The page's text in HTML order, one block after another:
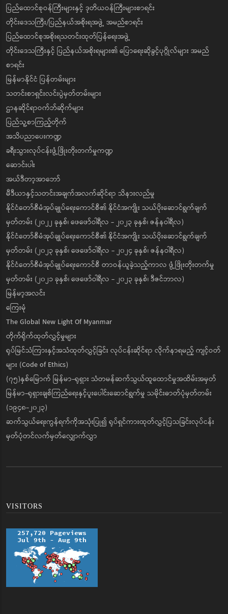
ပြည်ထောင်စုဝန်ကြီးများနှင့် ဒုတိယဝန်ကြီးများစာရင်း
တိုင်းဒေသကြီး/ပြည်နယ်အစိုးရအဖွဲ့ အမည်စာရင်း
ပြည်ထောင်စုအစိုးရသတင်းထုတ်ပြန်ရေးအဖွဲ့
တိုင်းဒေသကြီးနှင့် ပြည်နယ်အစိုးရများ၏ ပြောရေးဆိုခွင့်ပုဂ္ဂိုလ်များ အမည်
စာရင်း
မြန်မာနိုင်ငံ ပြန်တမ်းများ
သတင်းစာရှင်းလင်းပွဲမှတ်တမ်းများ
ဌာနဆိုင်ရာဝက်ဘ်ဆိုက်များ
ပြည်သူ့စာကြည့်တိုက်
အသိပညာပေးကဏ္ဍ
ခရီးသွားလုပ်ငန်းဖွံ့ဖြိုးတိုးတက်မှုကဏ္ဍ
ဆောင်းပါး
အယ်ဒီတာ့အာဘော်
မီဒီယာနှင့်သတင်းအချက်အလက်ဆိုင်ရာ သိနားလည်မှု
နိုင်ငံတော်စီမံအုပ်ချုပ်ရေးကောင်စီ၏ နိုင်ငံအကျိုး သယ်ပိုးဆောင်ရွက်ချက်
မှတ်တမ်း (၂၀၂၂ ခုနှစ်၊ ဖေဖော်ဝါရီလ - ၂၀၂၃ ခုနှစ်၊ ဇန်နဝါရီလ)
နိုင်ငံတော်စီမံအုပ်ချုပ်ရေးကောင်စီ၏ နိုင်ငံအကျိုး သယ်ပိုးဆောင်ရွက်ချက်
မှတ်တမ်း (၂၀၂၃ ခုနှစ်၊ ဖေဖော်ဝါရီလ - ၂၀၂၄ ခုနှစ်၊ ဇန်နဝါရီလ)
နိုင်ငံတော်စီမံအုပ်ချုပ်ရေးကောင်စီ တာဝန်ယူခဲ့သည့်ကာလ ဖွံ့ဖြိုးတိုးတက်မှု
မှတ်တမ်း (၂၀၂၁ ခုနှစ်၊ ဖေဖော်ဝါရီလ - ၂၀၂၃ ခုနှစ်၊ ဒီဇင်ဘာလ)
မြန်မာ့အလင်း
ကြေးမုံ
The Global New Light Of Myanmar
တိုက်ရိုက်ထုတ်လွှင့်မှုများ
ရုပ်မြင်သံကြားနှင့်အသံထုတ်လွှင့်ခြင်း လုပ်ငန်းဆိုင်ရာ လိုက်နာရမည့် ကျင့်ဝတ်
များ (Code of Ethics)
(၇၅)နှစ်မြောက် မြန်မာ-ရုရှား သံတမန်ဆက်သွယ်ထူထောင်မှုအထိမ်းအမှတ်
မြန်မာ-ရုရှားချစ်ကြည်ရေးနှင့်ပူးပေါင်းဆောင်ရွက်မှု သမိုင်းဓာတ်ပုံမှတ်တမ်း
(၁၉၄၈-၂၀၂၃)
ဆက်သွယ်ရေးကွန်ရက်ကိုအသုံးပြု၍ ရုပ်ရှင်ကားထုတ်လွှင့်ပြသခြင်းလုပ်ငန်း
မှတ်ပုံတင်လက်မှတ်လျှောက်လွှာ
VISITORS